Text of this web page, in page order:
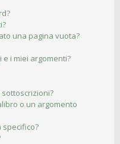
una pagina vuota?
e i miei argomenti?
o un argomento
specifico?